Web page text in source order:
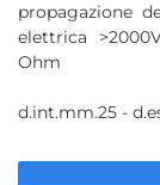
propagazione
elettrica
Ohm
d.int.mm.25 -